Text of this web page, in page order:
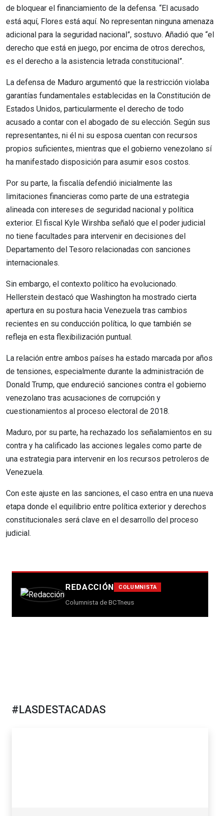
de bloquear el financiamiento de la defensa. “El acusado
está aquí, Flores está aquí. No representan ninguna amenaza
adicional para la seguridad nacional”, sostuvo. Añadió que “el
derecho que está en juego, por encima de otros derechos,
es el derecho a la asistencia letrada constitucional”.
La defensa de Maduro argumentó que la restricción violaba
garantías fundamentales establecidas en la Constitución de
Estados Unidos, particularmente el derecho de todo
acusado a contar con el abogado de su elección. Según sus
representantes, ni él ni su esposa cuentan con recursos
propios suficientes, mientras que el gobierno venezolano sí
ha manifestado disposición para asumir esos costos.
Por su parte, la fiscalía defendió inicialmente las
limitaciones financieras como parte de una estrategia
alineada con intereses de seguridad nacional y política
exterior. El fiscal Kyle Wirshba señaló que el poder judicial
no tiene facultades para intervenir en decisiones del
Departamento del Tesoro relacionadas con sanciones
internacionales.
Sin embargo, el contexto político ha evolucionado.
Hellerstein destacó que Washington ha mostrado cierta
apertura en su postura hacia Venezuela tras cambios
recientes en su conducción política, lo que también se
refleja en esta flexibilización puntual.
La relación entre ambos países ha estado marcada por años
de tensiones, especialmente durante la administración de
Donald Trump, que endureció sanciones contra el gobierno
venezolano tras acusaciones de corrupción y
cuestionamientos al proceso electoral de 2018.
Maduro, por su parte, ha rechazado los señalamientos en su
contra y ha calificado las acciones legales como parte de
una estrategia para intervenir en los recursos petroleros de
Venezuela.
Con este ajuste en las sanciones, el caso entra en una nueva
etapa donde el equilibrio entre política exterior y derechos
constitucionales será clave en el desarrollo del proceso
judicial.
REDACCIÓN COLUMNISTA
Columnista de BCTneus
#LASDESTACADAS